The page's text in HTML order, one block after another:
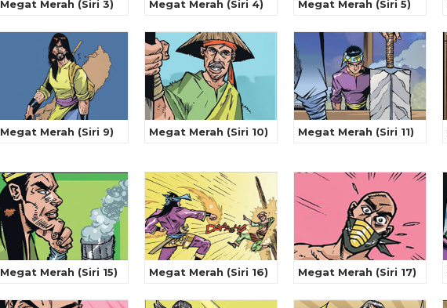
Megat Merah (Siri 3) Megat Merah (Siri 4) Megat Merah (Siri 5)
Megat Merah (Siri 9) Megat Merah (Siri 10) Megat Merah (Siri 11)
Megat Merah (Siri 15) Megat Merah (Siri 16) Megat Merah (Siri 17)